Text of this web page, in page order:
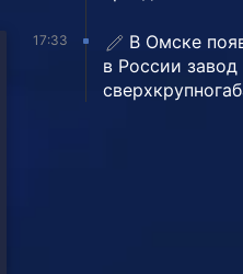
17:33
В Омске
в России завод